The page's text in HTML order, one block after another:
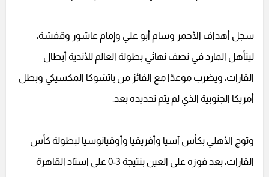
سجل أهداف الأحمر وسام أبو علي وإمام عاشور وقفشة،
ليتأهل المارد في نصف نهائي بطولة العالم للأندية أبطال
القارات، ويضرب موعدًا مع الفائز من باتشوكا المكسيكي وبطل
أمريكا الجنوبية الذي لم يتم تحديده بعد.
وتوج الأهلي بكأس آسيا وأفريقيا وأوقيانوسيا لبطولة كأس
القارات، بعد فوزه على العين بنتيجة 3-0 على استاد القاهرة